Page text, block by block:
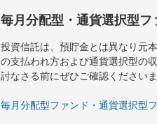
毎月分配型・通貨選択型
投資信託は、預貯金とは異なり元
の支払われ方および通貨選択型の
討なさる前にぜひご確認ください
毎月分配型ファンド・通貨選択型